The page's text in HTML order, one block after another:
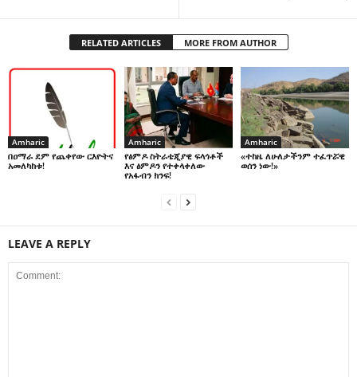
RELATED ARTICLES MORE FROM AUTHOR
Amharic
በዐማራ ደም የጨቀየው ርእዮትና
አመለካከቱ!
Amharic
የፅምዶ ስትራቴጂያዊ ፍላጎቶች
እና ፅምዶን የተቀላቀለው
የአፋብን ክንፍ!
Amharic
«ተከዜ ለሁለታችንም ተፈጥሯዊ
ወሰን ነው!»
LEAVE A REPLY